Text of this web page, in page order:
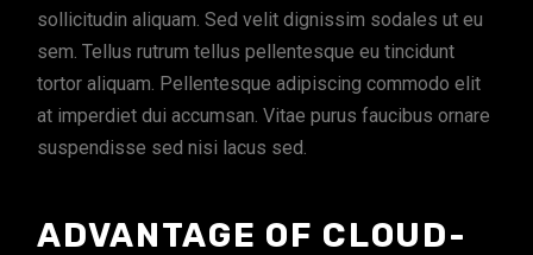
sollicitudin aliquam. Sed velit dignissim sodales ut eu
sem. Tellus rutrum tellus pellentesque eu tincidunt
tortor aliquam. Pellentesque adipiscing commodo elit
at imperdiet dui accumsan. Vitae purus faucibus ornare
suspendisse sed nisi lacus sed.
ADVANTAGE OF CLOUD-